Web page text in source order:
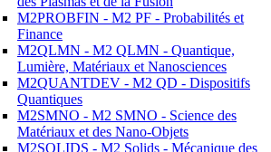
M2PROBFIN - M2 PF - Probabilités et
Finance
M2QLMN - M2 QLMN - Quantique,
Lumière, Matériaux et Nanosciences
M2QUANTDEV - M2 QD - Dispositifs
Quantiques
M2SMNO - M2 SMNO - Science des
Matériaux et des Nano-Objets
M2SOLIDS - M2 Solids - Mécanique des